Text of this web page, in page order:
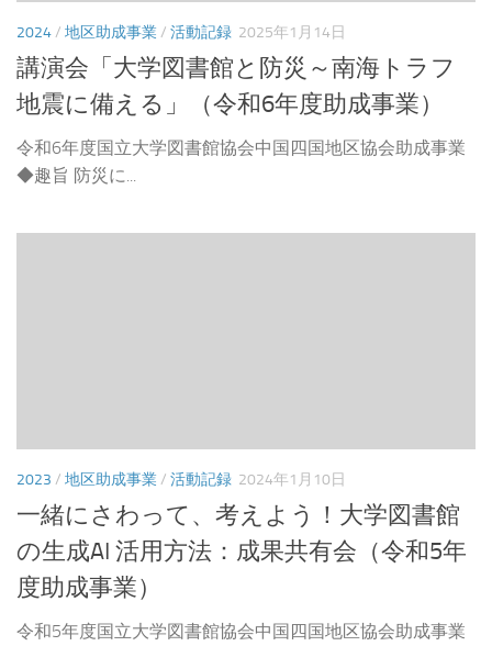
2024/ 地区助成事業/ 活動記録 2025年1月14日
講演会「大学図書館と防災～南海トラフ
地震に備える」（令和6年度助成事業）
令和6年度国立大学図書館協会中国四国地区協会助成事業
◆趣旨 防災に...
2023 / 地区助成事業/ 活動記録 2024年1月10日
一緒にさわって、考えよう！大学図書館
の生成AI 活用方法：成果共有会（令和5年
度助成事業）
令和5年度国立大学図書館協会中国四国地区協会助成事業